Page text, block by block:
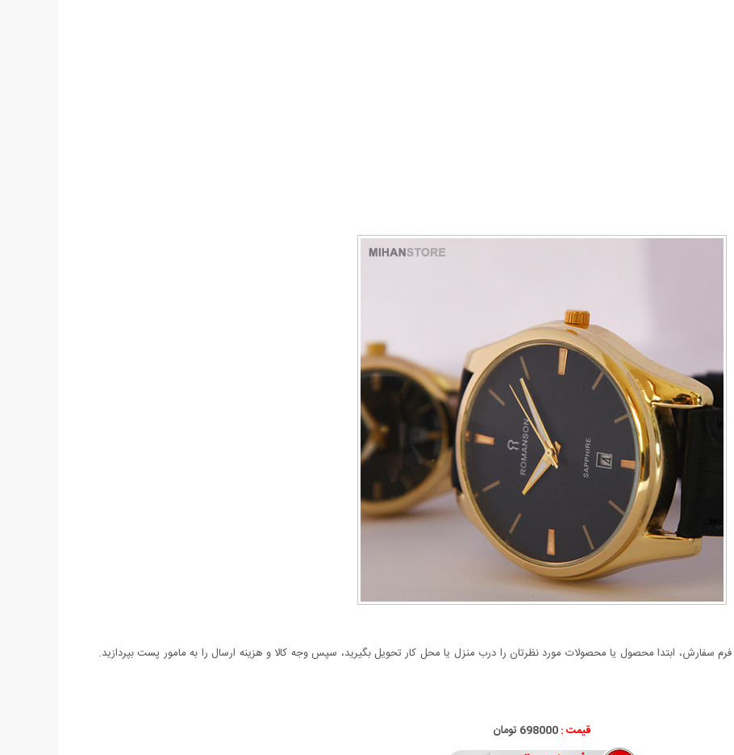
سفارش، ابتدا محصول یا محصولات مورد نظرتان را درب منزل یا محل کار تحویل بگیرید، سپس وجه کالا و هزینه ارسال را به مامور پست بپردازید.
قیمت : 698000 تومان